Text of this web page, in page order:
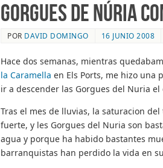
Gorgues de Núria
POR DAVID DOMINGO 16 JUNIO 2008
Hace dos semanas, mientras
la Caramella en Els Ports, me hizo una
ir a descender las Gorgues del Nuria el
Tras el mes de lluvias, la saturacion
fuerte, y les Gorgues del Nuria son
agua y porque ha habido bastantes
barranquistas han perdido la vida en